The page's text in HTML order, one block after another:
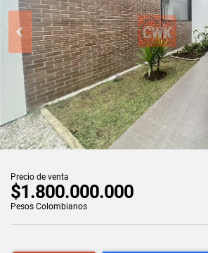
Precio de venta
$1.800.000.000
Pesos Colombianos